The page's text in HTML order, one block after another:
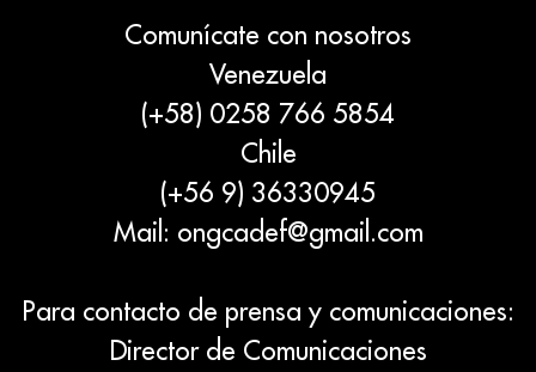
Comunícate con nosotros
Venezuela
(+58) 0258 766 5854
Chile
(+56 9) 36330945
Mail: ongcadef@gmail.com
Para contacto de prensa y comunicaciones:
Director de Comunicaciones